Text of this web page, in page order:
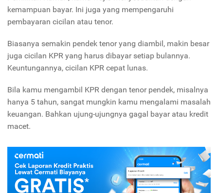
kemampuan bayar. Ini juga yang mempengaruhi
pembayaran cicilan atau tenor.
Biasanya semakin pendek tenor yang diambil, makin besar
juga cicilan KPR yang harus dibayar setiap bulannya.
Keuntungannya, cicilan KPR cepat lunas.
Bila kamu mengambil KPR dengan tenor pendek, misalnya
hanya 5 tahun, sangat mungkin kamu mengalami masalah
keuangan. Bahkan ujung-ujungnya gagal bayar atau kredit
macet.